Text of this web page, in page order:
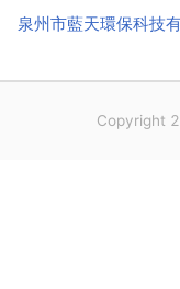
泉州市藍天環保科技
Copyright